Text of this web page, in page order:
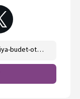
https://ostwest.tv/news/velikobritaniya-budet-otmenyat-ogranicheniya/